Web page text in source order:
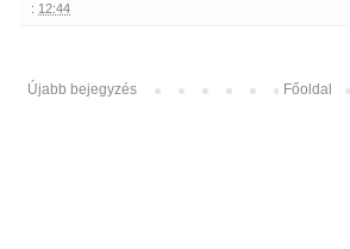
: 12:44
Újabb bejegyzés Főoldal